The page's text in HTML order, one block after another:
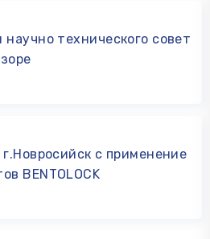
технического совет
с применение
BENTOLOCK